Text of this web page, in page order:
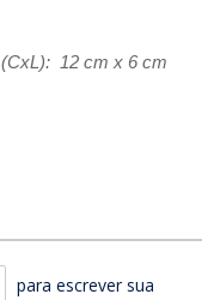
(CxL): 12 cm x 6 cm
para escrever sua